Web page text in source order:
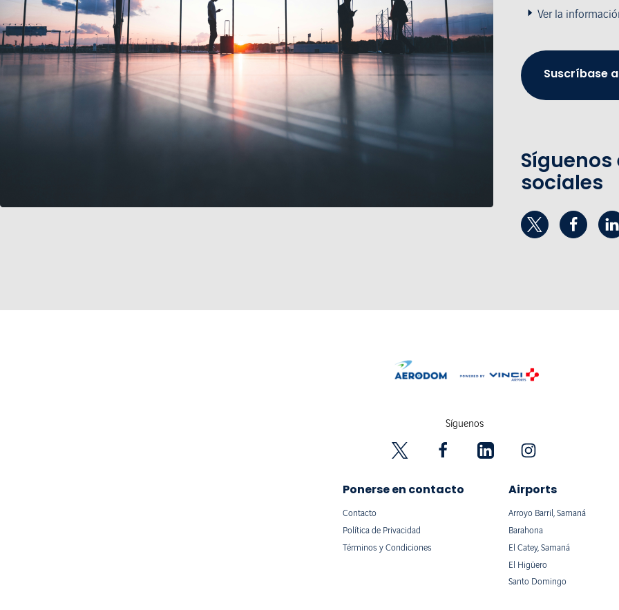
Ver la
Suscríbase
sociales
Síguenos
Ponerse en contacto
Contacto
Política de Privacidad
Términos y Condiciones
Airports
Arroyo Barril, Samaná
Barahona
El Catey, Samaná
El Higüero
Santo Domingo